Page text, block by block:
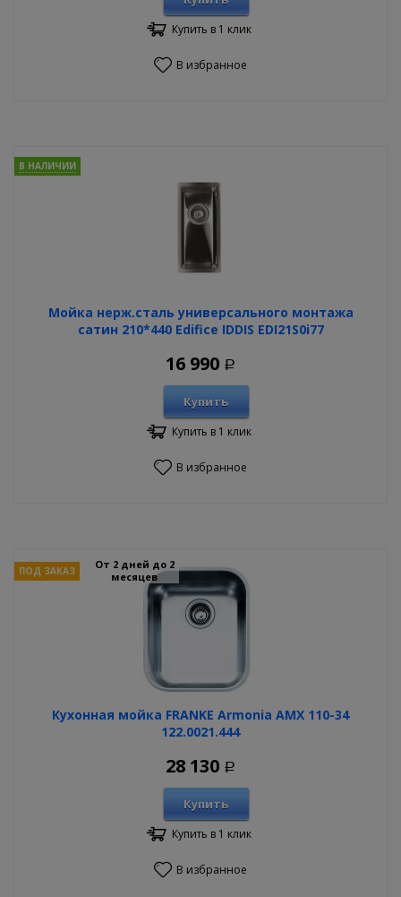
Купить в 1 клик
В избранное
Мойка нерж.сталь универсального монтажа
сатин 210*440 Edifice IDDIS EDI21S0i77
В НАЛИЧИИ
16 990 Р
Купить
Купить в 1 клик
В избранное
Кухонная мойка FRANKE Armonia AMX 110-34
122.0021.444
ПОД ЗАКАЗ
От 2 дней до 2
месяцев
28 130 Р
Купить
Купить в 1 клик
В избранное